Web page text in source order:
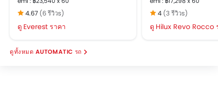
4.67 (6 รีวิวs)
Everest ราคา
4 (3 รีวิวs)
Hilux Revo Rocco
AUTOMATIC รถ